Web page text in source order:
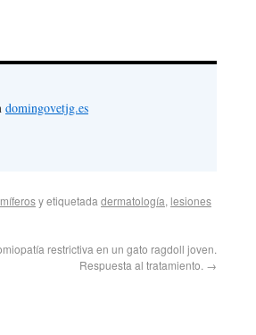
domingovetjg.es
y etiquetadadermatología, lesiones
restrictiva en un gato ragdoll joven.
Respuesta al tratamiento. →